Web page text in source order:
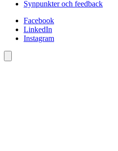
Synpunkter och feedback
Facebook
LinkedIn
Instagram